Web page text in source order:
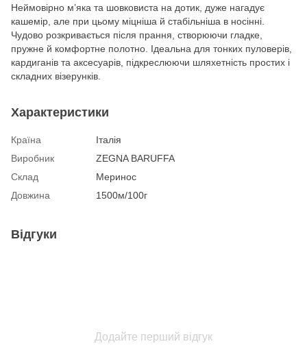
Неймовірно м’яка та шовковиста на дотик, дуже нагадує
кашемір, але при цьому міцніша й стабільніша в носінні.
Чудово розкривається після прання, створюючи гладке,
пружне й комфортне полотно. Ідеальна для тонких пуловерів,
кардиганів та аксесуарів, підкреслюючи шляхетність простих і
складних візерунків.
Характеристики
Країна
Італія
Виробник
ZEGNA BARUFFA
Склад
Меринос
Довжина
1500м/100г
Відгуки
Додайте перший відгук